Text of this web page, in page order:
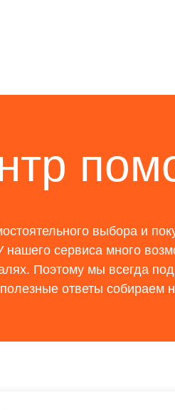
выбора и
сервиса много
Поэтому мы всегда
ответы собираем